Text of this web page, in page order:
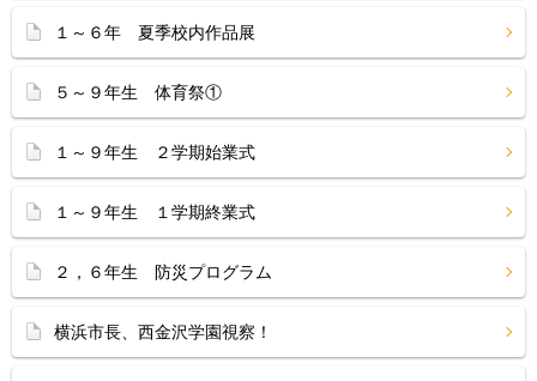
１～６年 夏季校内作品展
５～９年生 体育祭①
１～９年生 ２学期始業式
１～９年生 １学期終業式
２，６年生 防災プログラム
横浜市長、西金沢学園視察！